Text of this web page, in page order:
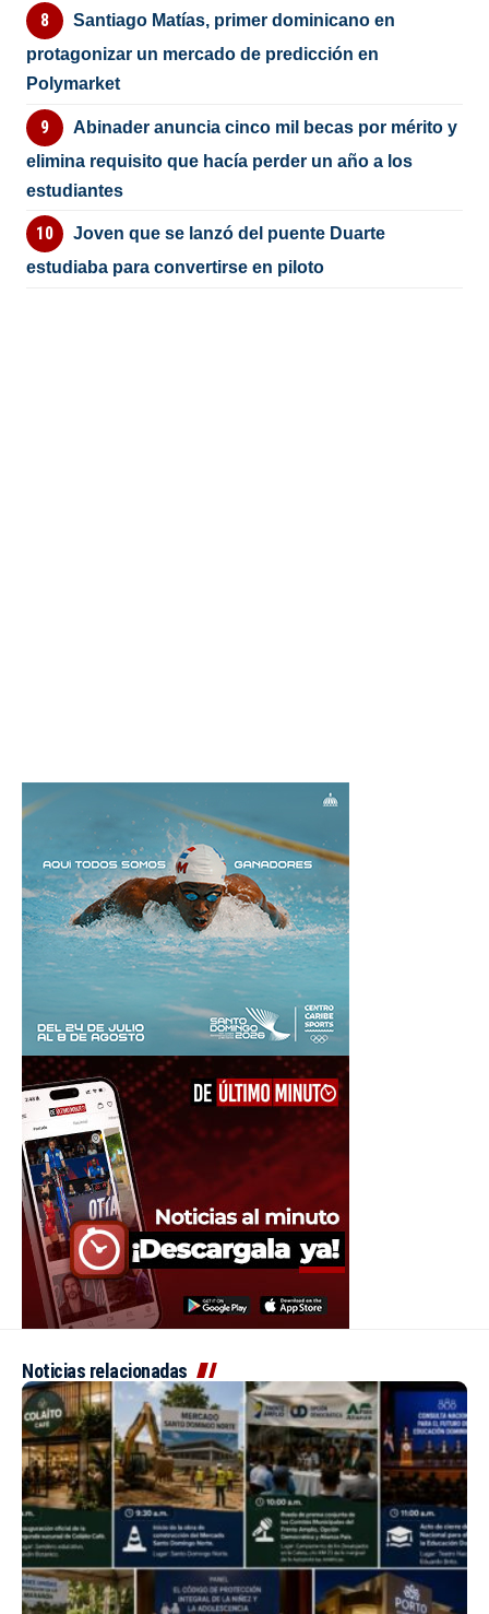
Santiago Matías, primer dominicano en
protagonizar un mercado de predicción en
Polymarket
Abinader anuncia cinco mil becas por mérito y
elimina requisito que hacía perder un año a los
estudiantes
Joven que se lanzó del puente Duarte
estudiaba para convertirse en piloto
Noticias relacionadas